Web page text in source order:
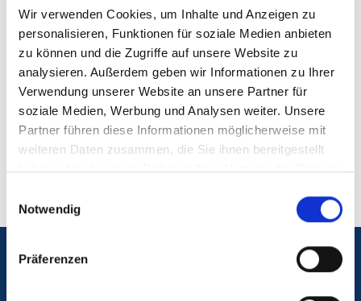
Wir verwenden Cookies, um Inhalte und Anzeigen zu
personalisieren, Funktionen für soziale Medien anbieten
zu können und die Zugriffe auf unsere Website zu
analysieren. Außerdem geben wir Informationen zu Ihrer
Verwendung unserer Website an unsere Partner für
soziale Medien, Werbung und Analysen weiter. Unsere
Partner führen diese Informationen möglicherweise mit
weiteren Daten zusammen, die Sie ihnen bereitgestellt
haben oder die sie im Rahmen Ihrer Nutzung der Dienste
Notwendig
Präferenzen
von Fort- und Weiterbildungsveranstaltungen an.
Nähere Informationen über diese
Veranstaltungen finden Sie auf den Seiten der
Frauenklinik
Notfall